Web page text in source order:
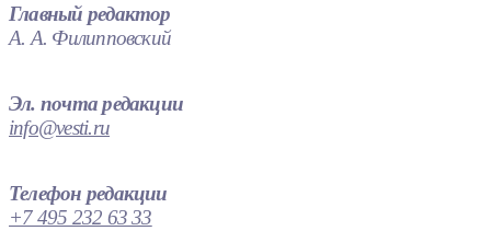
Главный редактор
А. А. Филипповский
Эл. почта редакции
info@vesti.ru
Телефон редакции
+7 495 232 63 33